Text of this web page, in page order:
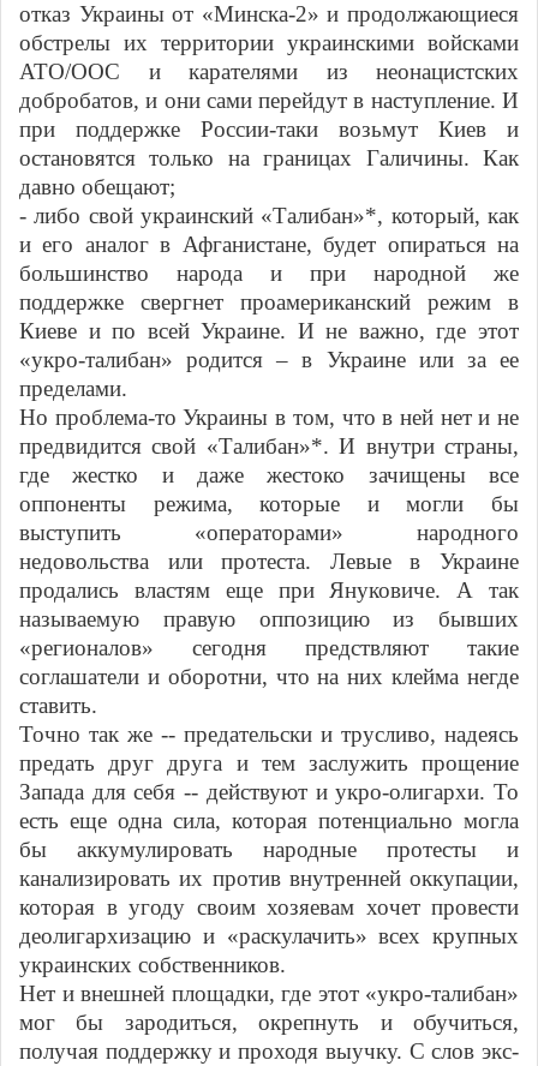
отказ Украины от «Минска-2» и продолжающиеся
обстрелы их территории украинскими войсками
АТО/ООС и карателями из неонацистских
добробатов, и они сами перейдут в наступление. И
при поддержке России-таки возьмут Киев и
остановятся только на границах Галичины. Как
давно обещают;
- либо свой украинский «Талибан»*, который, как
и его аналог в Афганистане, будет опираться на
большинство народа и при народной же
поддержке свергнет проамериканский режим в
Киеве и по всей Украине. И не важно, где этот
«укро-талибан» родится – в Украине или за ее
пределами.
Но проблема-то Украины в том, что в ней нет и не
предвидится свой «Талибан»*. И внутри страны,
где жестко и даже жестоко зачищены все
оппоненты режима, которые и могли бы
выступить «операторами» народного
недовольства или протеста. Левые в Украине
продались властям еще при Януковиче. А так
называемую правую оппозицию из бывших
«регионалов» сегодня предствляют такие
соглашатели и оборотни, что на них клейма негде
ставить.
Точно так же -- предательски и трусливо, надеясь
предать друг друга и тем заслужить прощение
Запада для себя -- действуют и укро-олигархи. То
есть еще одна сила, которая потенциально могла
бы аккумулировать народные протесты и
канализировать их против внутренней оккупации,
которая в угоду своим хозяевам хочет провести
деолигархизацию и «раскулачить» всех крупных
украинских собственников.
Нет и внешней площадки, где этот «укро-талибан»
мог бы зародиться, окрепнуть и обучиться,
получая поддержку и проходя выучку. С слов экс-